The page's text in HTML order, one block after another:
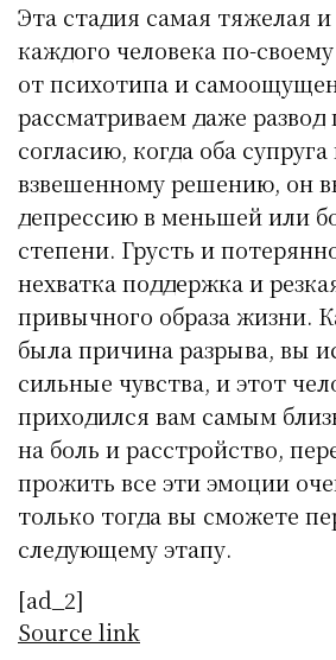
Эта стадия самая тяжелая
каждого человека по-
от психотипа и
рассматриваем даже
согласию, когда оба
взвешенному решению, он
депрессию в меньшей или
степени. Грусть и
нехватка поддержка и
привычного образа жизни.
была причина разрыва, вы
сильные чувства, и этот
приходился вам самым
на боль и расстройство,
прожить все эти эмоции
только тогда вы сможете
следующему этапу.
[ad_2]
Source link